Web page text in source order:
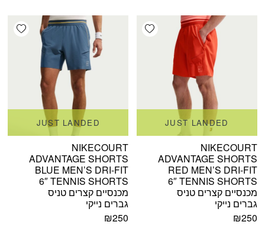
Add wishlist
JUST LANDED
NIKECOURT
ADVANTAGE SHORTS
RED MEN’S DRI-FIT
6″ TENNIS SHORTS
מכנסיים קצרים טניס
גברים נייקי
₪250
JUST LANDED
NIKECOURT
ADVANTAGE SHORTS
BLUE MEN’S DRI-FIT
6″ TENNIS SHORTS
מכנסיים קצרים טניס
גברים נייקי
₪250